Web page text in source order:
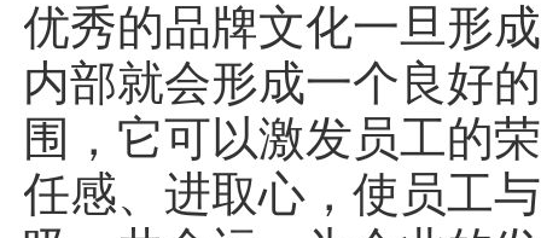
优秀的品牌文化一旦形
内部就会形成一个良好
围，它可以激发员工的
任感、进取心，使员工